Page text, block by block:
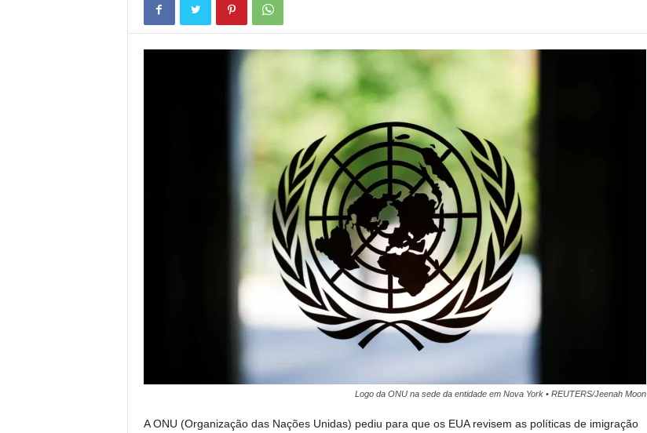
Logo da ONU na sede da entidade em Nova York • REUTERS/Jeenah Moon
A ONU (Organização das Nações Unidas) pediu para que os EUA revisem as políticas de imigração